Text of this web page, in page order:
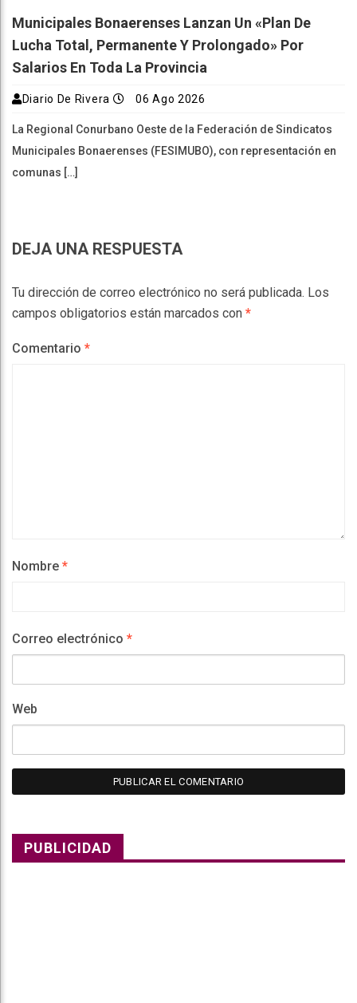
Municipales Bonaerenses Lanzan Un «plan De
Lucha Total, Permanente Y Prolongado» Por
Salarios En Toda La Provincia
Diario De Rivera 06 Ago 2026
La Regional Conurbano Oeste de la Federación de Sindicatos
Municipales Bonaerenses (FESIMUBO), con representación en
comunas […]
DEJA UNA RESPUESTA
Tu dirección de correo electrónico no será publicada. Los
campos obligatorios están marcados con *
Comentario *
Nombre *
Correo electrónico *
Web
PUBLICIDAD